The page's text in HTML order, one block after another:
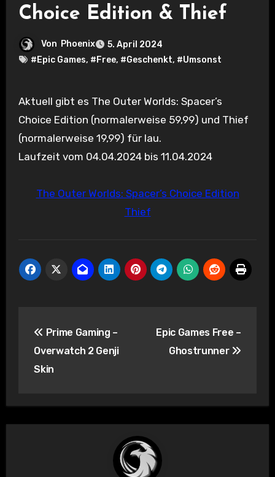
Choice Edition & Thief
Von Phoenix
5. April 2024
#Epic Games, #Free, #Geschenkt, #Umsonst
Aktuell gibt es The Outer Worlds: Spacer’s
Choice Edition (normalerweise 59,99) und Thief
(normalerweise 19,99) für lau.
Laufzeit vom 04.04.2024 bis 11.04.2024
The Outer Worlds: Spacer’s Choice Edition
Thief
Prime Gaming –
Overwatch 2 Genji
Skin
Epic Games Free –
Ghostrunner